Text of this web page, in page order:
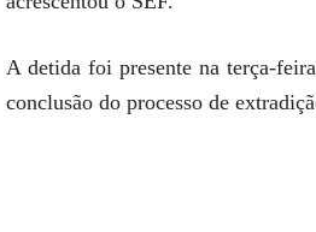
A detida foi presente na terça-
conclusão do processo de